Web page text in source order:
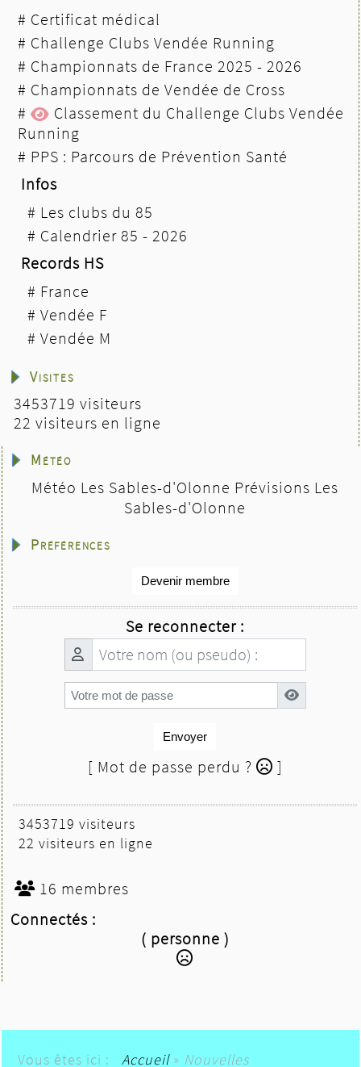
# Certificat médical
# Challenge Clubs Vendée Running
# Championnats de France 2025 - 2026
# Championnats de Vendée de Cross
#
Classement du Challenge Clubs Vendée
Running
# PPS : Parcours de Prévention Santé
Infos
# Les clubs du 85
# Calendrier 85 - 2026
Records HS
# France
# Vendée F
# Vendée M
Visites
3453719 visiteurs
22 visiteurs en ligne
Météo
Météo Les Sables-d'Olonne Prévisions Les
Sables-d'Olonne
Préférences
Devenir membre
Se reconnecter :
Envoyer
[ Mot de passe perdu ? ]
3453719 visiteurs
22 visiteurs en ligne
16 membres
Connectés :
( personne )
Vous êtes ici : Accueil » Nouvelles